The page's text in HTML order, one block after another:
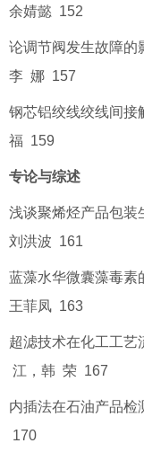
余婧懿 152
论调节阀发生故障的
李 娜 157
钢芯铝绞线绞线间接
福 159
专论与综述
浅谈聚烯烃产品包装
刘洪波 161
蓝藻水华微囊藻毒素
王菲凤 163
超滤技术在化工工艺
江，韩 荣 167
内插法在石油产品检
170